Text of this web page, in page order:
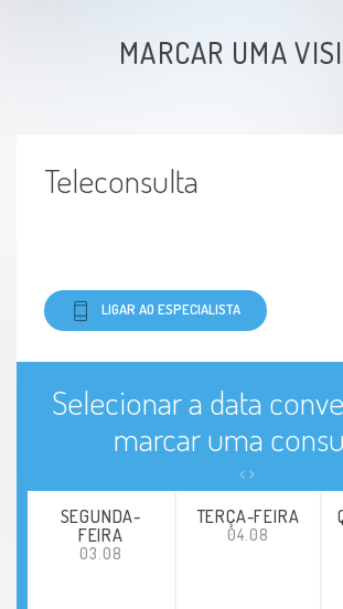
MARCAR UMA
Teleconsulta
LIGAR AO ESPECIALISTA
Selecionar a data
marcar uma
SEGUNDA-
FEIRA
03.08
TERÇA-FEIRA
04.08